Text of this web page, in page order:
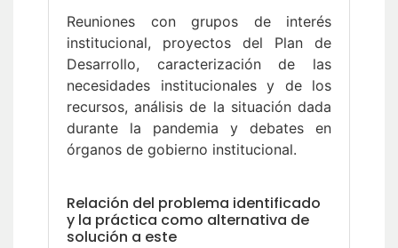
Reuniones con grupos de interés
institucional, proyectos del Plan de
Desarrollo, caracterización de las
necesidades institucionales y de los
recursos, análisis de la situación dada
durante la pandemia y debates en
órganos de gobierno institucional.
Relación del problema identificado
y la práctica como alternativa de
solución a este